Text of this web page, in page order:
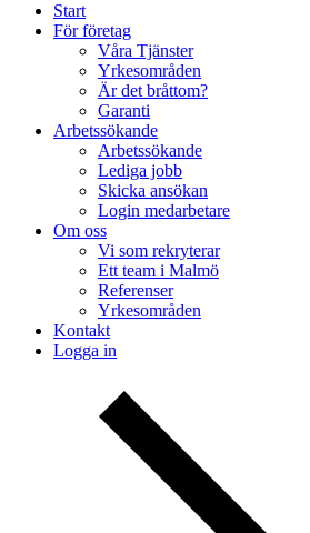
Start
För företag
Våra Tjänster
Yrkesområden
Är det bråttom?
Garanti
Arbetssökande
Arbetssökande
Lediga jobb
Skicka ansökan
Login medarbetare
Om oss
Vi som rekryterar
Ett team i Malmö
Referenser
Yrkesområden
Kontakt
Logga in